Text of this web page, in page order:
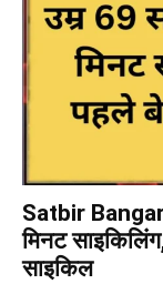
Satbir
मिनट
साइकिल